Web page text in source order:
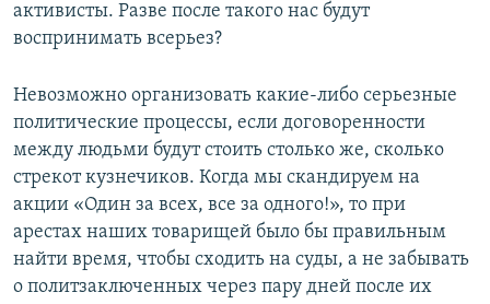
активисты. Разве после такого нас будут
воспринимать всерьез?
Невозможно организовать какие-либо серьезные
политические процессы, если договоренности
между людьми будут стоить столько же, сколько
стрекот кузнечиков. Когда мы скандируем на
акции «Один за всех, все за одного!», то при
арестах наших товарищей было бы правильным
найти время, чтобы сходить на суды, а не забывать
о политзаключенных через пару дней после их